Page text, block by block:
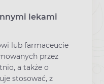
lekami
lub farmaceucie
przez
a także o
stosować, z